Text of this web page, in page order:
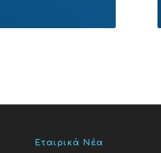
Εταιρικά Νέα